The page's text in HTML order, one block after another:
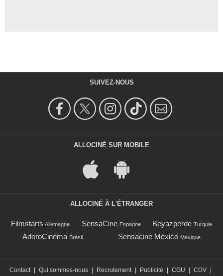
SUIVEZ-NOUS
ALLOCINÉ SUR MOBILE
ALLOCINÉ À L'ÉTRANGER
Filmstarts Allemagne SensaCine Espagne Beyazperde Turquie
AdoroCinema Brésil Sensacine México Mexique
Contact Qui sommes-nous Recrutement Publicité CGU CGV